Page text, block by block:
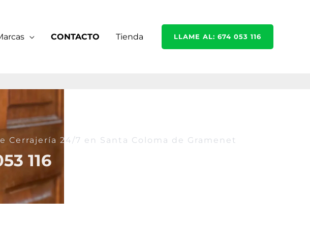
CONTACTO Tienda LLAME AL: 674 053 116
Cerrajería 24/7 en Santa Coloma de Gramenet
116